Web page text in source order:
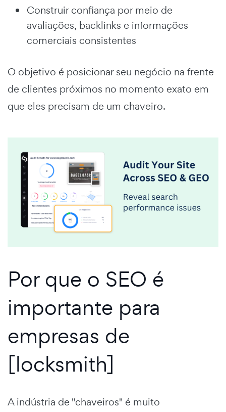
Construir confiança por meio de
avaliações, backlinks e informações
comerciais consistentes
O objetivo é posicionar seu negócio na frente
de clientes próximos no momento exato em
que eles precisam de um chaveiro.
Por que o SEO é
importante para
empresas de
[locksmith]
A indústria de "chaveiros" é muito